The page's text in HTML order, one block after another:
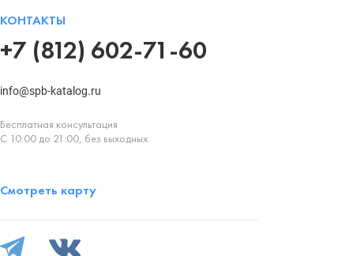
КОНТАКТЫ
+7 (812) 602-71-60
info@spb-katalog.ru
Бесплатная консультация
С 10:00 до 21:00, без выходных
Смотреть карту